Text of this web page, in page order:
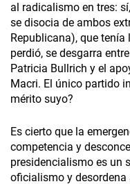
al radicalismo en tres:
se disocia de ambos
Republicana), que
perdió, se desgarra
Patricia Bullrich y el
Macri. El único partido
mérito suyo?
Es cierto que la
competencia y
presidencialismo es un
oficialismo y